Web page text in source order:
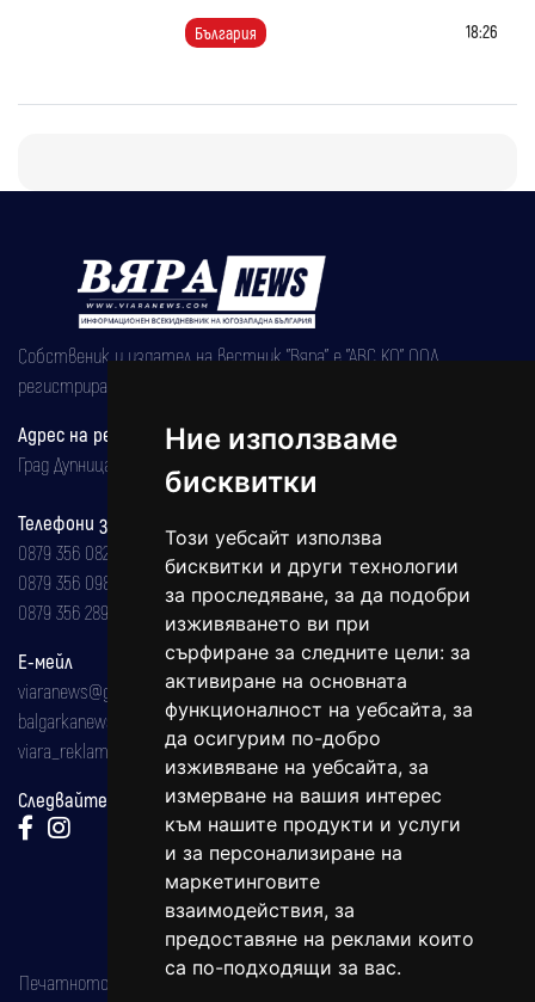
Ние използваме
бисквитки
Този уебсайт използва
бисквитки и други технологии
за проследяване, за да подобри
изживяването ви при
сърфиране за следните цели: за
активиране на основната
функционалност на уебсайта, за
да осигурим по-добро
изживяване на уебсайта, за
измерване на вашия интерес
към нашите продукти и услуги
и за персонализиране на
маркетинговите
взаимодействия, за
предоставяне на реклами които
са по-подходящи за вас.
България 18:26
Собственик и издател на вестник "Вяра" е "АВС КО" ООД,
регистрирана на 08.05.2002 година.
Адрес на редакцията
Град Дупница, ул.''Христо Ботев" 43
Телефони за реклама и абонаменти
0879 356 082
0879 356 098
0879 356 289
Е-мейл
viaranews@gmail.com
balgarkanews@gmail.com
viara_reklama@mail.bg
Следвайте ни:
Печатното издание на вестника е регистрирано в националния